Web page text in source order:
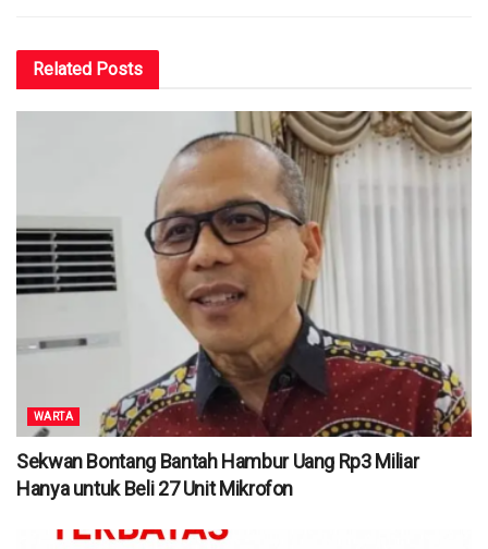
Related Posts
WARTA
Sekwan Bontang Bantah Hambur Uang Rp3 Miliar
Hanya untuk Beli 27 Unit Mikrofon